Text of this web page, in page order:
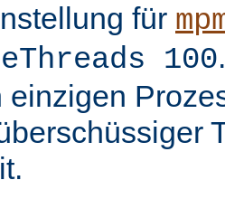
für
100
einzigen